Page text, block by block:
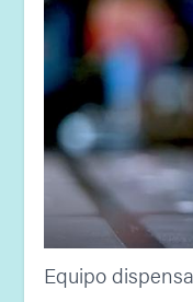
Guía: Equipo
Guía: Equipos de
Equipo